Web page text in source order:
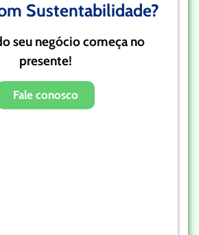
Sustentabilidade?
seu negócio começa no
presente!
Fale conosco